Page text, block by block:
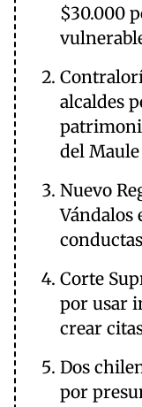
$30.000
alcaldes
del Maule
Nuevo
Vándalos
Corte
por usar
crear
Dos
por